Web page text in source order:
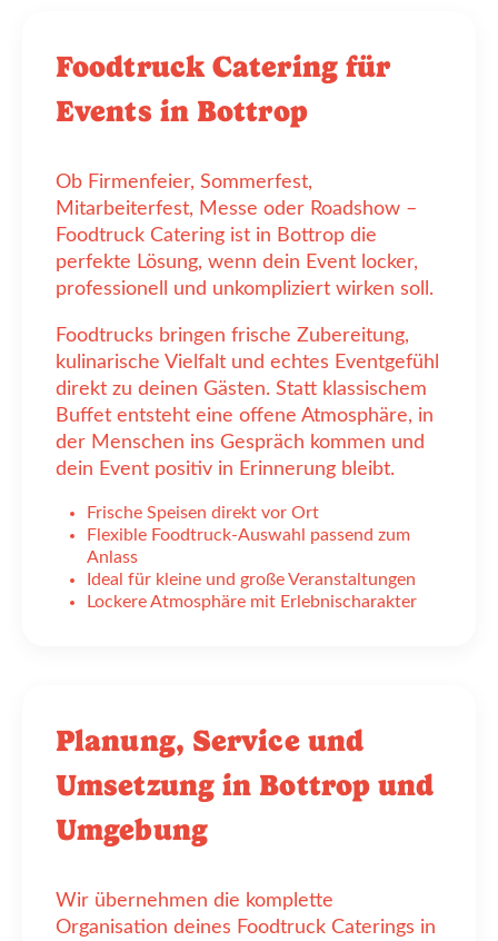
Foodtruck Catering für
Events in Bottrop
Ob Firmenfeier, Sommerfest,
Mitarbeiterfest, Messe oder Roadshow –
Foodtruck Catering ist in Bottrop die
perfekte Lösung, wenn dein Event locker,
professionell und unkompliziert wirken soll.
Foodtrucks bringen frische Zubereitung,
kulinarische Vielfalt und echtes Eventgefühl
direkt zu deinen Gästen. Statt klassischem
Buffet entsteht eine offene Atmosphäre, in
der Menschen ins Gespräch kommen und
dein Event positiv in Erinnerung bleibt.
Frische Speisen direkt vor Ort
Flexible Foodtruck-Auswahl passend zum
Anlass
Ideal für kleine und große Veranstaltungen
Lockere Atmosphäre mit Erlebnischarakter
Planung, Service und
Umsetzung in Bottrop und
Umgebung
Wir übernehmen die komplette
Organisation deines Foodtruck Caterings in